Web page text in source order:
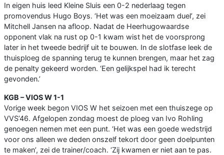
In eigen huis leed Kleine Sluis een 0-2 nederlaag tegen
promovendus Hugo Boys. ‘Het was een moeizaam duel’, zei
Mitchell Jansen na afloop. Nadat de Heerhugowaardse
opponent vlak na rust op 0-1 kwam wist het de voorsprong
later in het tweede bedrijf uit te bouwen. In de slotfase leek de
thuisploeg de spanning terug te kunnen brengen, maar het zag
de penalty gekeerd worden. ‘Een gelijkspel had ik terecht
gevonden.’
KGB – VIOS W 1-1
Vorige week begon VIOS W het seizoen met een thuiszege op
VVS’46. Afgelopen zondag moest de ploeg van Ivo Rohling
genoegen nemen met een punt. ‘Het was een goede wedstrijd
voor ons alleen we deden onszelf tekort door geen doelpunten
te maken’, zei de trainer/coach. ‘Zij kwamen er niet aan te pas.